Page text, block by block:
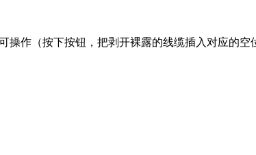
操作（按下按钮，把剥开裸露的线缆插入对应的空